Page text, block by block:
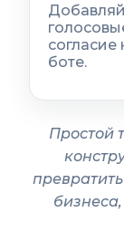
боте.
Простой